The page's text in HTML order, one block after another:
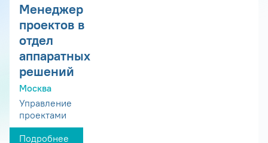
Менеджер
проектов в
отдел
аппаратных
решений
Москва
Управление
проектами
Подробнее